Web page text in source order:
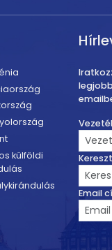
külföldi
Email